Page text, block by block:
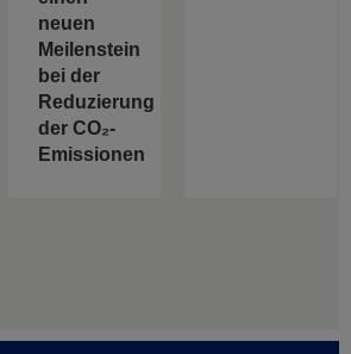
neuen
Meilenstein
bei der
Reduzierung
der CO₂-
Emissionen